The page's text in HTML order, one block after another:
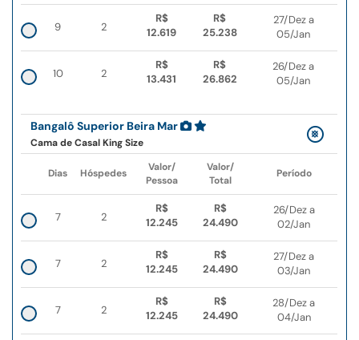
9 2
R$
12.619
R$
25.238
27/Dez a
05/Jan
10 2
R$
13.431
R$
26.862
26/Dez a
05/Jan
Bangalô Superior Beira Mar
Cama de Casal King Size
Dias Hóspedes
Valor/
Pessoa
Valor/
Total
Período
7 2
R$
12.245
R$
24.490
26/Dez a
02/Jan
7 2
R$
12.245
R$
24.490
27/Dez a
03/Jan
7 2
R$
12.245
R$
24.490
28/Dez a
04/Jan